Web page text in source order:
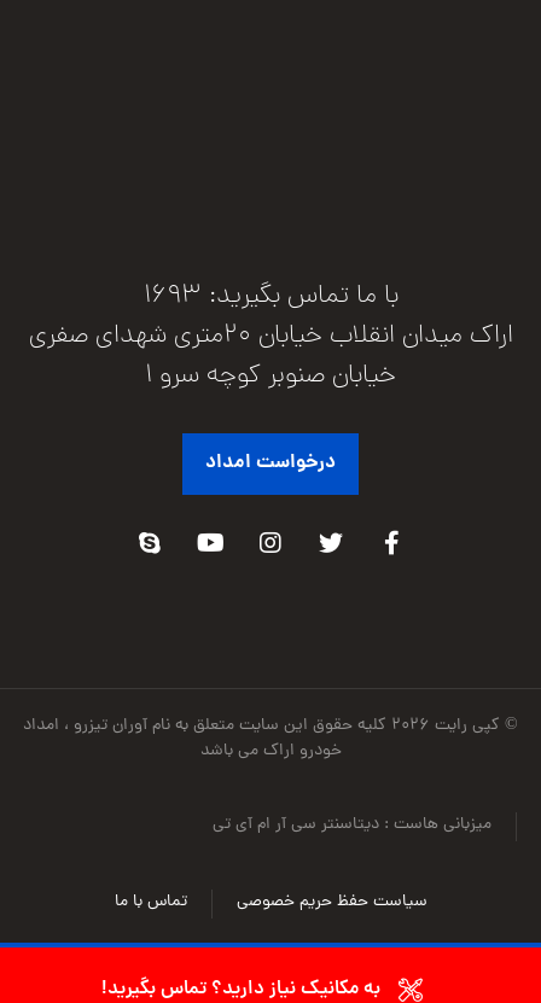
با ما تماس بگیرید: 1693
اراک میدان انقلاب خیابان 20متری شهدای صفری
خیابان صنوبر کوچه سرو 1
درخواست امداد
© کپی رایت ۲۰۲۶ کلیه حقوق این سایت متعلق به نام آوران تیزرو ، امداد
خودرو اراک می باشد
میزبانی هاست : دیتاسنتر سی آر ام آی تی
تماس با ما سیاست حفظ حریم خصوصی
به مکانیک نیاز دارید؟ تماس بگیرید!